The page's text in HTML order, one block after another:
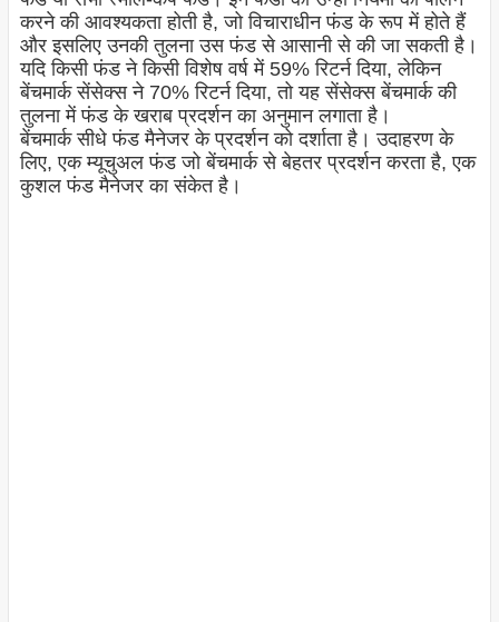
करने की आवश्यकता होती है, जो विचाराधीन फंड के रूप में होते हैं
और इसलिए उनकी तुलना उस फंड से आसानी से की जा सकती है।
यदि किसी फंड ने किसी विशेष वर्ष में 59% रिटर्न दिया, लेकिन
बेंचमार्क सेंसेक्स ने 70% रिटर्न दिया, तो यह सेंसेक्स बेंचमार्क की
तुलना में फंड के खराब प्रदर्शन का अनुमान लगाता है।
बेंचमार्क सीधे फंड मैनेजर के प्रदर्शन को दर्शाता है। उदाहरण के
लिए, एक म्यूचुअल फंड जो बेंचमार्क से बेहतर प्रदर्शन करता है, एक
कुशल फंड मैनेजर का संकेत है।